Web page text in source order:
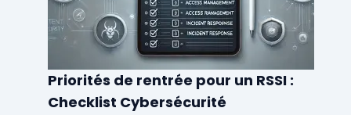
Priorités de rentrée pour un RSSI :
Checklist Cybersécurité